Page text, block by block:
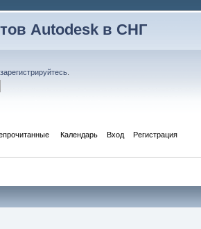
Autodesk в СНГ
зарегистрируйтесь
Календарь Вход Регистрация